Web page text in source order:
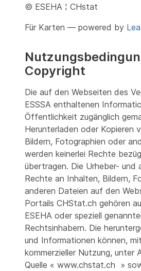
© ESEHA ¦ CHstat
Für Karten — powered by
Copyright
Die auf den Webseiten des
ESSSA enthaltenen
Öffentlichkeit zugänglich
Herunterladen oder Kopieren
Bildern, Fotographien oder
werden keinerlei Rechte
übertragen. Die Urheber- und
Rechte an Inhalten, Bildern,
anderen Dateien auf den
Portails CHStat.ch gehören
ESEHA oder speziell
Rechtsinhabern. Die
und Informationen können,
kommerzieller Nutzung, unter
Quelle « www.chstat.ch »